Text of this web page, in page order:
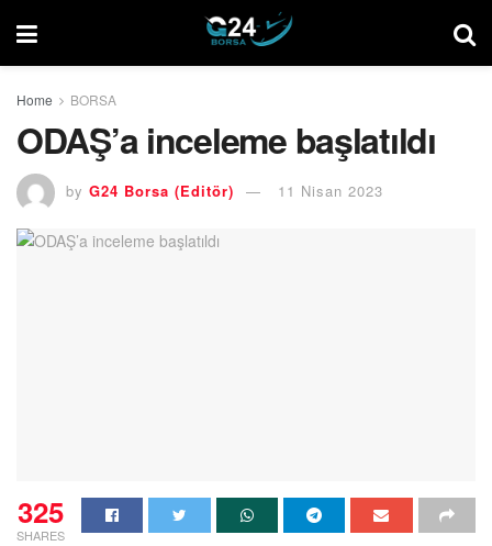
Home BORSA
ODAŞ’a inceleme başlatıldı
by G24 Borsa (Editör) 11 Nisan 2023
325
SHARES